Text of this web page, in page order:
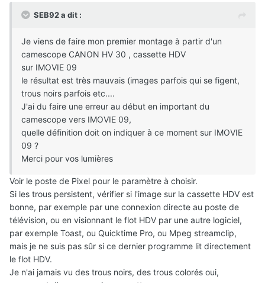
SEB92 a dit :
Je viens de faire mon premier montage à partir d'un
camescope CANON HV 30 , cassette HDV
sur IMOVIE 09
le résultat est très mauvais (images parfois qui se figent,
trous noirs parfois etc....
J'ai du faire une erreur au début en important du
camescope vers IMOVIE 09,
quelle définition doit on indiquer à ce moment sur IMOVIE
09 ?
Merci pour vos lumières
Voir le poste de Pixel pour le paramètre à choisir.
Si les trous persistent, vérifier si l'image sur la cassette HDV est
bonne, par exemple par une connexion directe au poste de
télévision, ou en visionnant le flot HDV par une autre logiciel,
par exemple Toast, ou Quicktime Pro, ou Mpeg streamclip,
mais je ne suis pas sûr si ce dernier programme lit directement
le flot HDV.
Je n'ai jamais vu des trous noirs, des trous colorés oui,